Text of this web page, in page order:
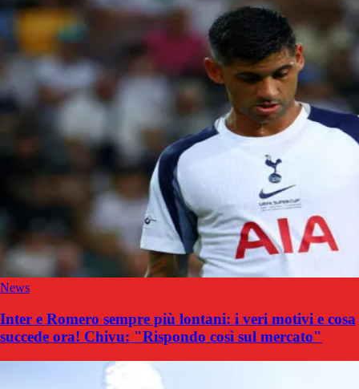
News
Inter e Romero sempre più lontani: i veri motivi e cosa
succede ora! Chivu: "Rispondo così sul mercato"